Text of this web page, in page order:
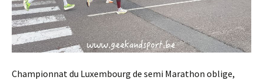
Championnat du Luxembourg de semi Marathon oblige,